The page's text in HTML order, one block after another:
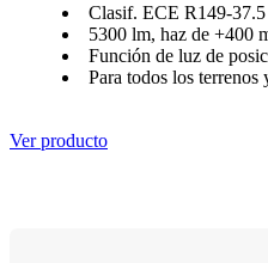
Clasif. ECE R149-37.5
5300 lm, haz de +400
Función de luz de
Para todos los terrenos
Ver producto